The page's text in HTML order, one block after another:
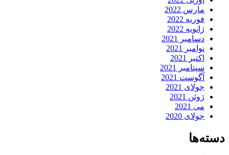
مارس 2022
فوریه 2022
ژانویه 2022
دسامبر 2021
نوامبر 2021
اکتبر 2021
سپتامبر 2021
آگوست 2021
جولای 2021
ژوئن 2021
می 2021
جولای 2020
دسته‌ها